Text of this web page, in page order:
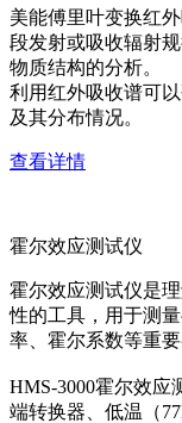
美能傅里叶变换红
段发射或吸收辐射
物质结构的分析。
利用红外吸收谱可
及其分布情况。
查看详情
霍尔效应测试仪
霍尔效应测试仪是
性的工具，用于测
率、霍尔系数等重要
HMS-3000霍尔效应
端转换器、低温（